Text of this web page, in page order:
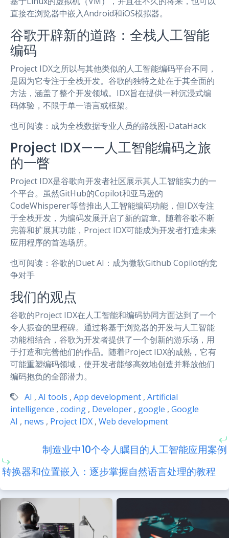
直接在浏览器中嵌入Android和iOS模拟器。
谷歌开辟新的道路：全栈人工智能
编码
Project IDX之所以与其他类似的人工智能编码平台不同，
是因为它专注于全栈开发。谷歌的独特之处在于其全面的
方法，涵盖了整个开发领域。IDX旨在提供一种沉浸式编
码体验，不限于单一语言或框架。
也可阅读：成为全栈数据专业人员的路线图-DataHack
Project IDX——人工智能编码之旅
的一瞥
Project IDX是谷歌向开发者社区展示其人工智能实力的一
个平台。虽然GitHub的Copilot和亚马逊的
CodeWhisperer等曾推出人工智能编码功能，但IDX专注
于全栈开发，为编码发展开启了新的篇章。随着谷歌不断
完善和扩展其功能，Project IDX可能成为开发者打造未来
应用程序的首选场所。
也可阅读：谷歌的Duet AI：成为微软Github Copilot的竞
争对手
我们的观点
谷歌的Project IDX在人工智能和编码协同方面达到了一个
令人振奋的里程碑。通过将基于浏览器的开发与人工智能
功能相结合，谷歌为开发者提供了一个创新的游乐场，用
于打造和完善他们的作品。随着Project IDX的成熟，它有
可能重塑编码领域，使开发者能够高效地创造并释放他们
编码抱负的全部潜力。
AI , AI tools , App development , Artificial
intelligence , coding , Developer , google , Google
AI , news , Project IDX , Web development
制造业中10个令人瞩目的人工智能应用案例
转换器和位置嵌入：逐步掌握自然语言处理的教程